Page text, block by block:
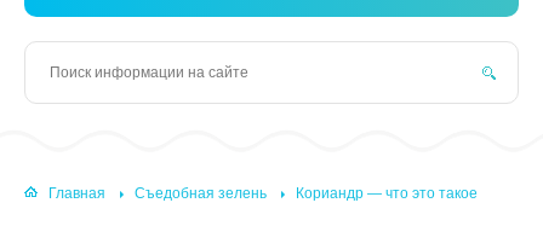
Главная Съедобная зелень Кориандр — что это такое